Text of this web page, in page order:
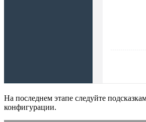
На последнем этапе следуйте
конфигурации.